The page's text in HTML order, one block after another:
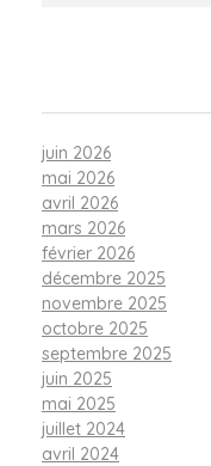
juin 2026
mai 2026
avril 2026
mars 2026
février 2026
décembre 2025
novembre 2025
octobre 2025
septembre 2025
juin 2025
mai 2025
juillet 2024
avril 2024